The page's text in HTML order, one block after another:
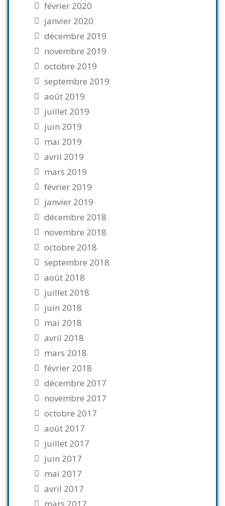
février 2020
janvier 2020
décembre 2019
novembre 2019
octobre 2019
septembre 2019
août 2019
juillet 2019
juin 2019
mai 2019
avril 2019
mars 2019
février 2019
janvier 2019
décembre 2018
novembre 2018
octobre 2018
septembre 2018
août 2018
juillet 2018
juin 2018
mai 2018
avril 2018
mars 2018
février 2018
décembre 2017
novembre 2017
octobre 2017
août 2017
juillet 2017
juin 2017
mai 2017
avril 2017